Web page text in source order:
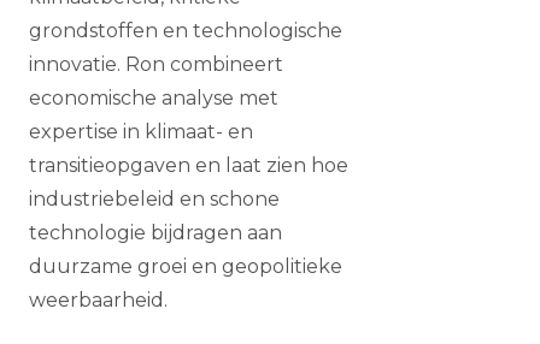
grondstoffen en technologische
innovatie. Ron combineert
economische analyse met
expertise in klimaat- en
transitieopgaven en laat zien hoe
industriebeleid en schone
technologie bijdragen aan
duurzame groei en geopolitieke
weerbaarheid.